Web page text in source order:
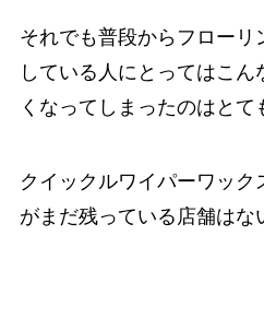
それでも普段からフローリ
している人にとってはこ
くなってしまったのはとて
クイックルワイパーワッ
がまだ残っている店舗はな